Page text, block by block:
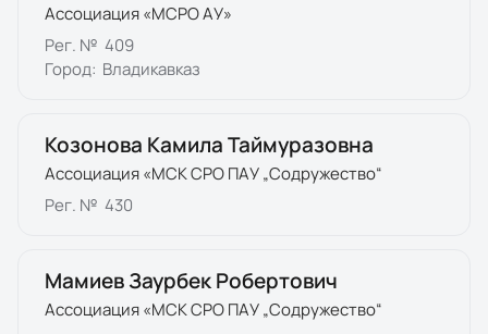
Ассоциация «МСРО АУ»
Рег. № 409
Город: Владикавказ
Козонова Камила Таймуразовна
Ассоциация «МСК СРО ПАУ „Содружество“
Рег. № 430
Мамиев Заурбек Робертович
Ассоциация «МСК СРО ПАУ „Содружество“